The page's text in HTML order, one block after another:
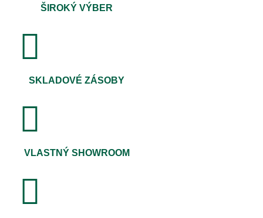
ŠIROKÝ VÝBER
SKLADOVÉ ZÁSOBY
VLASTNÝ SHOWROOM